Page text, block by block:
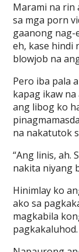
Marami na rin
sa mga porn
gaanong
eh, kase hindi
blowjob na
Pero iba pala
kapag ikaw
ang libog ko
na nakatutok
“Ang linis, ah.
nakita niyang
Hinimlay ko
ako sa
magkabila
pagkakaluhod.